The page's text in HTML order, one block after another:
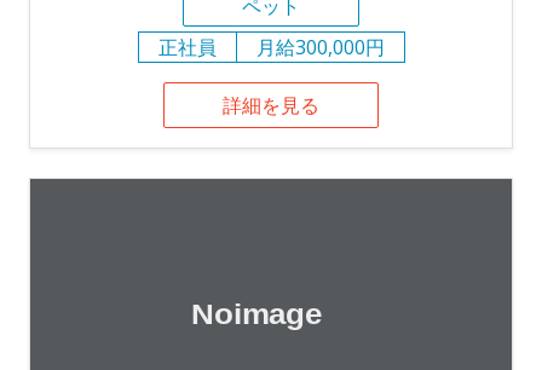
ペット
正社員
月給300,000円
詳細を見る